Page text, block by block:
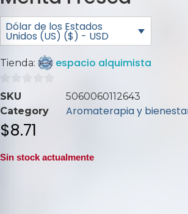
Dólar de los Estados
Unidos (US) ($) - USD
Tienda: espacio alquimista
0
de
5
SKU
5060060112643
Category
Aromaterapia y
$8.71
Sin stock actualmente